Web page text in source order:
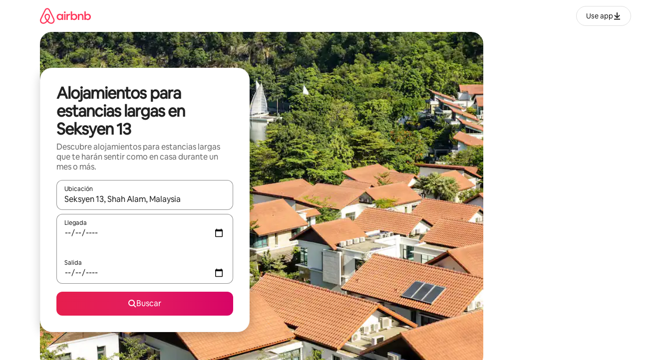
Use app
Alojamientos para
estancias largas en
Seksyen 13
Descubre alojamientos para estancias largas
que te harán sentir como en casa durante un
mes o más.
Ubicación
Cuando los resultados estén disponibles, podrás navegar usando las teclas de las flechas hacia arriba y hacia abajo, o bien tocando y deslizando la pantalla.
Llegada
Salida
Buscar